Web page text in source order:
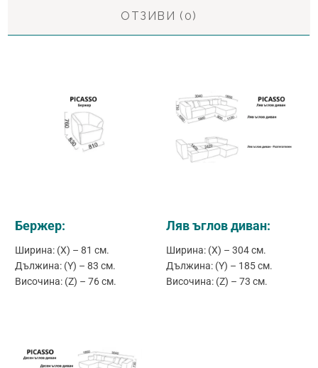
ОТЗИВИ (0)
Бержер:
Ширина: (X) – 81 см.
Дължина: (Y) – 83 см.
Височина: (Z) – 76 см.
Ляв ъглов диван:
Ширина: (X) – 304 см.
Дължина: (Y) – 185 см.
Височина: (Z) – 73 см.